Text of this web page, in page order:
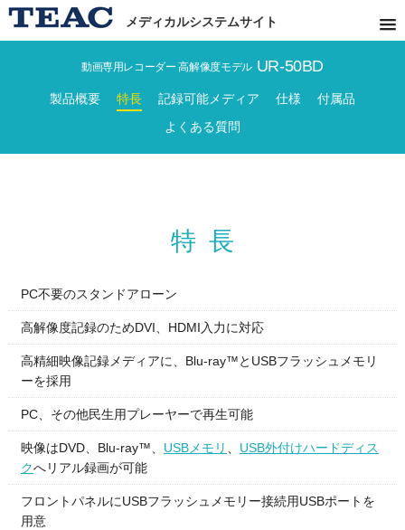
メディカルシステムサイト
動画専用レコーダー 高解像度モデルUR-50BD
製品概要 特長 記録可能メディア 仕様 付属品
よくある質問
特長
PC不要のスタンドアローン
高解像度記録のためDVI、HDMI入力に対応
高精細映像記録メディアに、Blu-ray™とUSBフラッシュメモリ
ーを採用
PC、その他民生用プレーヤーで再生可能
映像はDVD、Blu-ray™、 USBメモリ 、 USB外付けハードディス
クへリアル録画が可能
フロントパネルにUSBフラッシュメモリー接続用USBポートを
用意